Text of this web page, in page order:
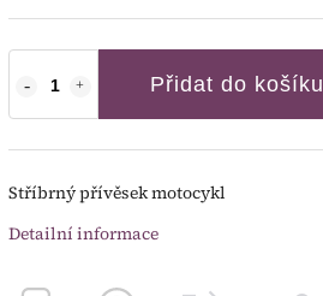
Přidat do košíku
Stříbrný přívěsek motocykl
Detailní informace